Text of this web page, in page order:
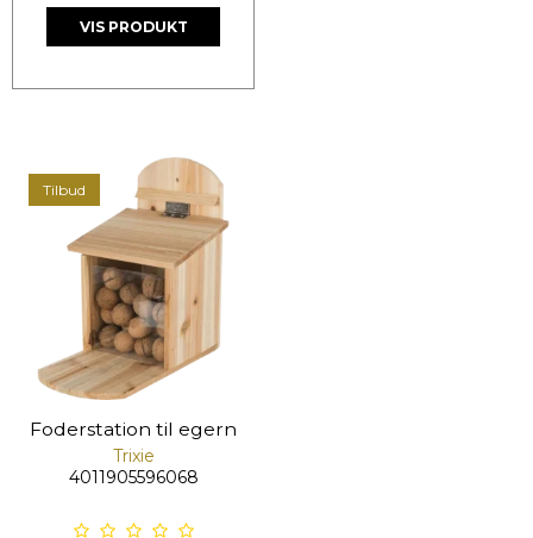
VIS PRODUKT
Tilbud
Foderstation til egern
Trixie
4011905596068